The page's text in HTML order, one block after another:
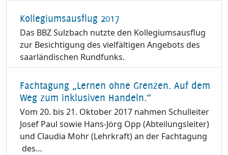
Kollegiumsausflug 2017
Das BBZ Sulzbach nutzte den Kollegiumsausflug
zur Besichtigung des vielfältigen Angebots des
saarländischen Rundfunks.
Fachtagung „Lernen ohne Grenzen. Auf dem
Weg zum inklusiven Handeln.“
Vom 20. bis 21. Oktober 2017 nahmen Schulleiter
Josef Paul sowie Hans-Jörg Opp (Abteilungsleiter)
und Claudia Mohr (Lehrkraft) an der Fachtagung
des…